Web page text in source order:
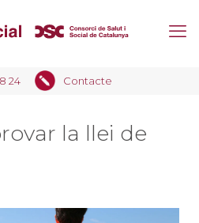
24 Contacte
la llei de